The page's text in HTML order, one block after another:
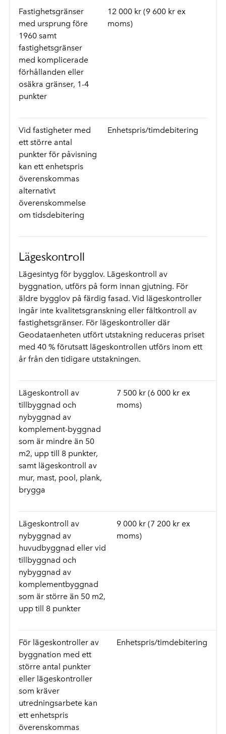
Fastighetsgränser
med ursprung före
1960 samt
fastighetsgränser
med komplicerade
förhållanden eller
osäkra gränser, 1-4
punkter
12 000 kr (9 600 kr ex
moms)
Vid fastigheter med
ett större antal
punkter för påvisning
kan ett enhetspris
överenskommas
alternativt
överenskommelse
om tidsdebitering
Enhetspris/timdebitering
Lägeskontroll
Lägesintyg för bygglov. Lägeskontroll av
byggnation, utförs på form innan gjutning. För
äldre bygglov på färdig fasad. Vid lägeskontroller
ingår inte kvalitetsgranskning eller fältkontroll av
fastighetsgränser. För lägeskontroller där
Geodataenheten utfört utstakning reduceras priset
med 40 % förutsatt lägeskontrollen utförs inom ett
år från den tidigare utstakningen.
Lägeskontroll av
tillbyggnad och
nybyggnad av
komplement-byggnad
som är mindre än 50
m2, upp till 8 punkter,
samt lägeskontroll av
mur, mast, pool, plank,
brygga
7 500 kr (6 000 kr ex
moms)
Lägeskontroll av
nybyggnad av
huvudbyggnad eller vid
tillbyggnad och
nybyggnad av
komplementbyggnad
som är större än 50 m2,
upp till 8 punkter
9 000 kr (7 200 kr ex
moms)
För lägeskontroller av
byggnation med ett
större antal punkter
eller lägeskontroller
som kräver
utredningsarbete kan
ett enhetspris
överenskommas
Enhetspris/timdebitering